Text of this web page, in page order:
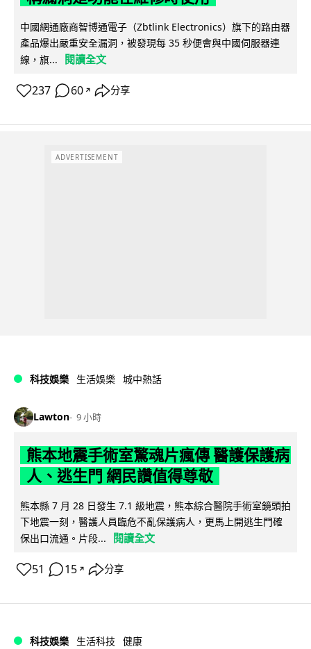
中國網通廠商智博通電子（Zbtlink Electronics）旗下的路由器
產品爆出嚴重安全漏洞，被發現每 35 秒便會與中國伺服器連
線，旗...
閱讀全文
237 60 ↗ 分享
ADVERTISEMENT
科技娛樂 生活娛樂 城中熱話
Lawton 9 小時
熊本地震手術室驚魂片瘋傳 醫護保護病
人、逃生門 網民讚值得尊敬
熊本縣 7 月 28 日發生 7.1 級地震，熊本綜合醫院手術室鏡頭拍
下地震一刻，醫護人員臨危不亂保護病人，更馬上開逃生門確
保出口流通。片段...
閱讀全文
51 15 ↗ 分享
科技娛樂 生活科技 健康